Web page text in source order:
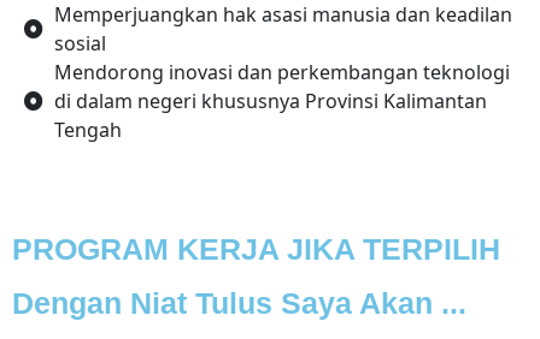
Memperjuangkan hak asasi manusia dan keadilan
sosial
Mendorong inovasi dan perkembangan teknologi
di dalam negeri khususnya Provinsi Kalimantan
Tengah
PROGRAM KERJA JIKA TERPILIH
Dengan Niat Tulus Saya Akan ...